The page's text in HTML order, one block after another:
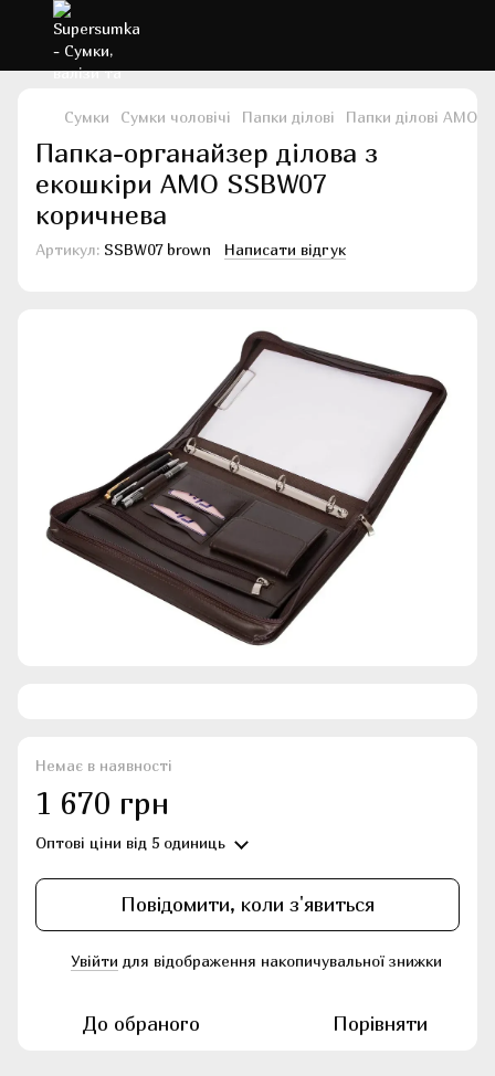
Сумки Сумки чоловічі Папки ділові Папки ділові AMO
Папка-органайзер ділова з
екошкіри AMO SSBW07
коричнева
Артикул: SSBW07 brown Написати відгук
Немає в наявності
1 670 грн
Оптові ціни від 5 одиниць
Повідомити, коли з'явиться
Увійти для відображення накопичувальної знижки
До обраного Порівняти